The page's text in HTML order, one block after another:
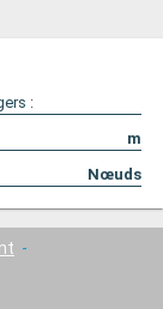
:
m
Nœuds